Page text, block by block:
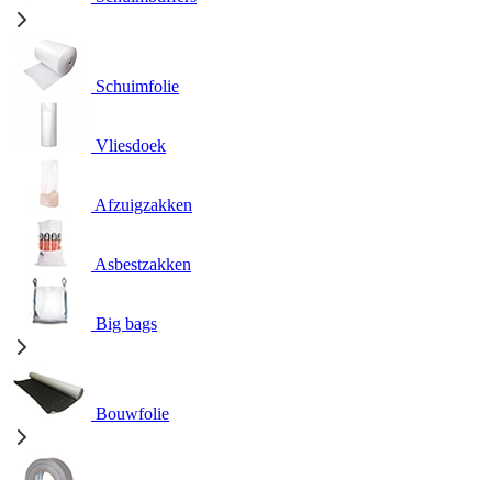
Schuimfolie
Vliesdoek
Afzuigzakken
Asbestzakken
Big bags
Bouwfolie